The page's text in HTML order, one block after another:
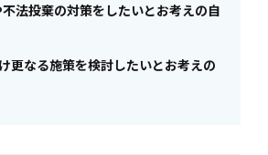
法投棄の対策をしたいとお考えの自
更なる施策を検討したいとお考えの